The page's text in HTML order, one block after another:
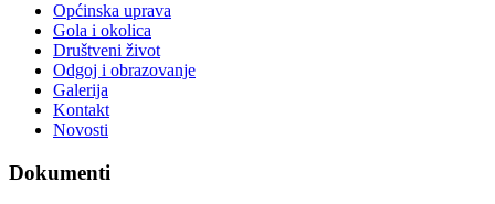
Općinska uprava
Gola i okolica
Društveni život
Odgoj i obrazovanje
Galerija
Kontakt
Novosti
Dokumenti